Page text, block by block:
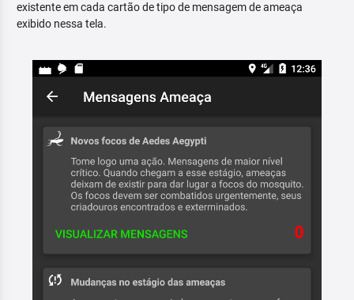
existente em cada cartão de tipo de mensagem de ameaça
exibido nessa tela.